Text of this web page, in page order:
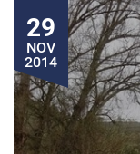
29
NOV
2014